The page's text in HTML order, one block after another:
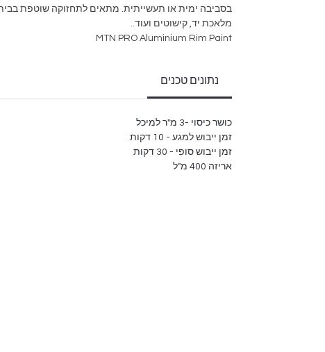
בסביבה ימית או תעשייתית. מתאים לתחזוקה שוטפת בבית
מלאכת יד, קישוטים ועוד..
MTN PRO Aluminium Rim Paint
קל ליישום
הידבקות מצויינת
אטימות גבוהה
עמידות בתנאי חוץ
עמיד בפני שטיפות לחץ
נתונים טכנים
כושר כיסוי -3 מ"ר למיכל
זמן ייבוש למגע - 10 דקות
זמן ייבוש סופי - 30 דקות
אריזה 400 מ"ל